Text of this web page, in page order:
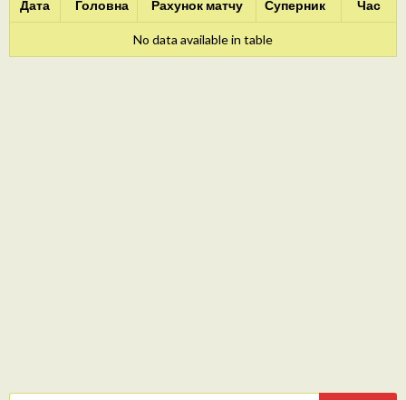
Дата Головна Рахунок матчу Суперник Час
No data available in table